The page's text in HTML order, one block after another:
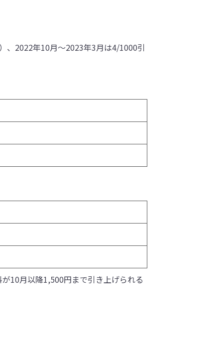
、2022年10月～2023年3月は4/1000引
10月以降1,500円まで引き上げられる